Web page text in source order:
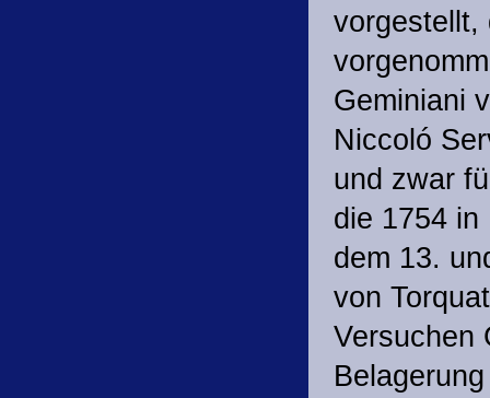
vorgestellt,
Geminiani
Niccoló
und zwar
die 1754
dem 13.
von
Versuchen